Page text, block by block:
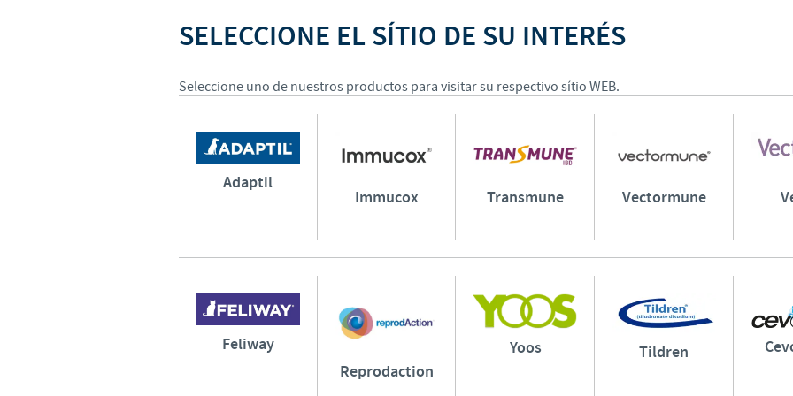
Bulgaria
Canada (EN)
Peru
SELECCIONE EL SÍTIO DE SU INTERÉS
Seleccione uno de nuestros productos para visitar su respectivo sítio WEB.
Adaptil
Immucox Transmune Vectormune
Feliway
Reprodaction
Yoos Tildren